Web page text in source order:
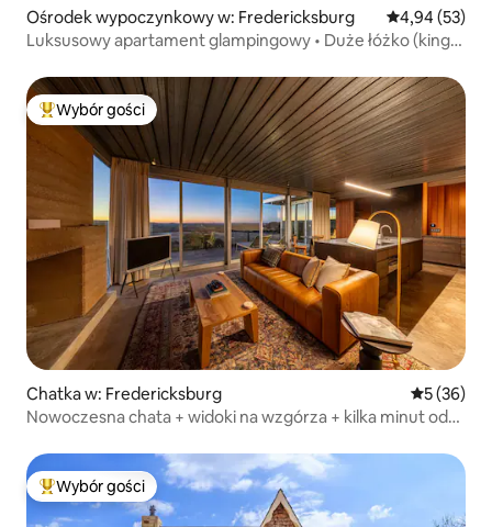
Ośrodek wypoczynkowy w: Fredericksburg Średnia
4,94 (53)
Luksusowy apartament glampingowy • Duże łóżko (king)
Najpopularniejsze z kategorii Wybór gości
Wybór gości
Chatka w: Fredericksburg Średnia
5 (36)
Nowoczesna chata + widoki na wzgórza + kilka minut od
Najpopularniejsze z kategorii Wybór gości
Wybór gości